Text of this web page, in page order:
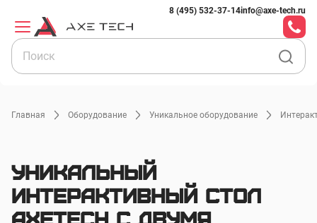
8 (495) 532-37-14info@axe-tech.ru
Главная Оборудование Уникальное оборудование
Уникальный
интерактивный стол
AxeTech с двумя